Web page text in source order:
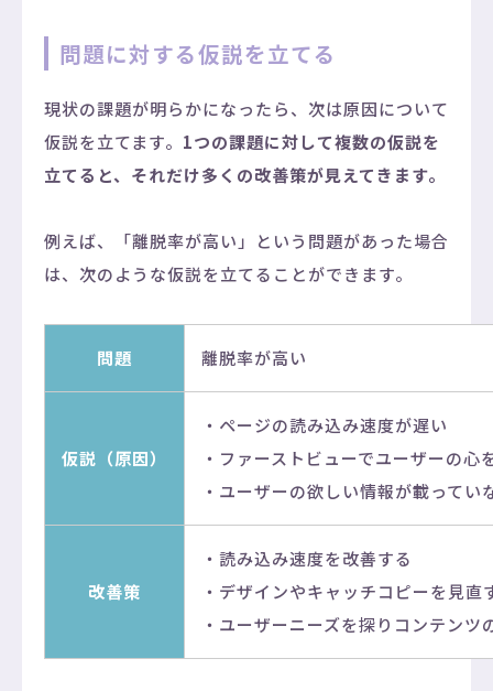
問題に対する仮説を立てる
現状の課題が明らかになったら、次は原因について
仮説を立てます。 1つの課題に対して複数の仮説を
立てると、それだけ多くの改善策が見えてきます。
例えば、「離脱率が高い」という問題があった場合
は、次のような仮説を立てることができます。
問題 離脱率が高い
仮説（原因）
・ページの読み込み速度が遅い
・ファーストビューでユーザーの心
・ユーザーの欲しい情報が載って
改善策
・読み込み速度を改善する
・デザインやキャッチコピーを見直
・ユーザーニーズを探りコンテン